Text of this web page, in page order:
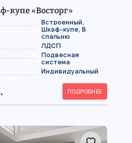
купе «Восторг»
Встроенный,
Шкаф-купе, В
спальню
ЛДСП
Подвесная
система
Индивидуальный
ПОДРОБНЕЕ